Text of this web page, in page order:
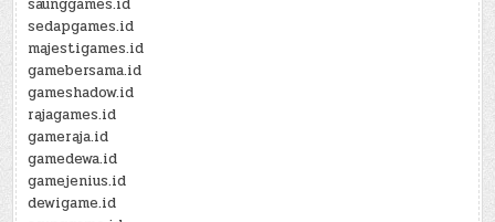
saunggames.id
sedapgames.id
majestigames.id
gamebersama.id
gameshadow.id
rajagames.id
gameraja.id
gamedewa.id
gamejenius.id
dewigame.id